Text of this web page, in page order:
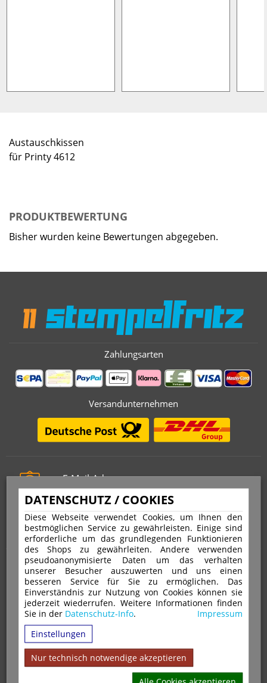
DATENSCHUTZ / COOKIES
Diese Webseite verwendet Cookies, um Ihnen den
bestmöglichen Service zu gewährleisten. Einige sind
erforderliche um das grundlegenden Funktionieren
des Shops zu gewährleiten. Andere verwenden
pseudoanonymisierte Daten um das verhalten
unserer Besucher auszuwerten und uns einen
besseren Service für Sie zu ermöglichen. Das
Einverständnis zur Nutzung von Cookies können sie
jederzeit wiederrufen. Weitere Informationen finden
Sie in der Datenschutz-Info.
Impressum
Einstellungen
Nur technisch notwendige akzeptieren
Austauschkissen
für Printy 4612
PRODUKTBEWERTUNG
Bisher wurden keine Bewertungen abgegeben.
Zahlungsarten
Versandunternehmen
E-Mail-Adresse
info@stempelfritz.de
Telefon
0221 677 812 08
Über uns
VERTRAG WIDERRUFEN
IMPRESSUM
DATENSCHUTZ
WIDERRUFSRECHT
AGB
VERSAND & ZAHLUNGSARTEN
WARENKORB
MAGAZIN